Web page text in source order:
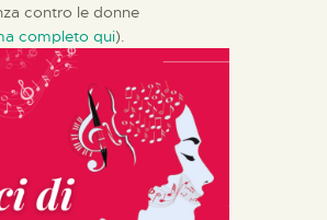
contro le donne
completo qui).